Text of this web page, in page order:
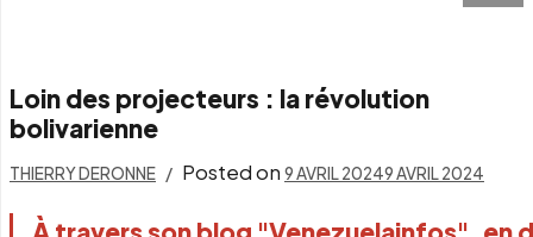
Loin des projecteurs : la révolution
bolivarienne
THIERRY DERONNE Posted on 9 AVRIL 20249 AVRIL 2024